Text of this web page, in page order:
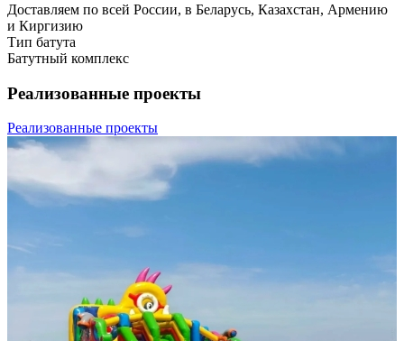
Доставляем по всей России, в Беларусь, Казахстан, Армению
и Киргизию
Тип батута
Батутный комплекс
Реализованные проекты
Реализованные проекты